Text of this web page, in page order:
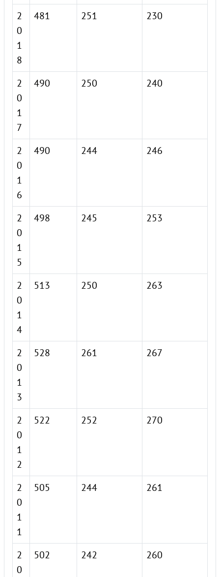
2
0
1
8
481 251 230
2
0
1
7
490 250 240
2
0
1
6
490 244 246
2
0
1
5
498 245 253
2
0
1
4
513 250 263
2
0
1
3
528 261 267
2
0
1
2
522 252 270
2
0
1
1
505 244 261
2
0
502 242 260